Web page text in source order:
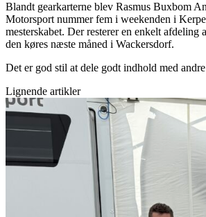
Blandt gearkarterne blev Rasmus Buxbom
Motorsport nummer fem i weekenden i
mesterskabet. Der resterer en enkelt
den køres næste måned i Wackersdorf.
Det er god stil at dele godt indhold med andre
Lignende artikler